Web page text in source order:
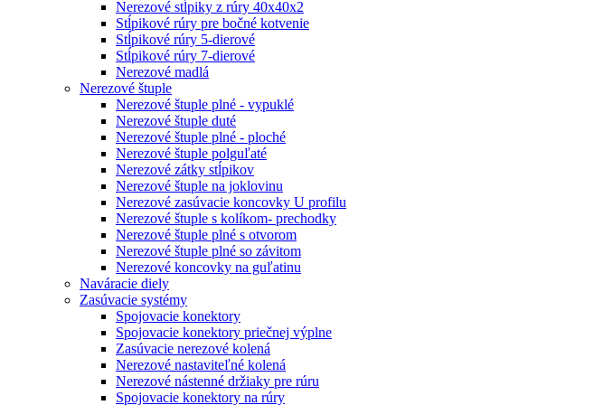
Nerezové stĺpiky z rúry 40x40x2
Stĺpikové rúry pre bočné kotvenie
Stĺpikové rúry 5-dierové
Stĺpikové rúry 7-dierové
Nerezové madlá
Nerezové štuple
Nerezové štuple plné - vypuklé
Nerezové štuple duté
Nerezové štuple plné - ploché
Nerezové štuple polguľaté
Nerezové zátky stĺpikov
Nerezové štuple na joklovinu
Nerezové zasúvacie koncovky U profilu
Nerezové štuple s kolíkom- prechodky
Nerezové štuple plné s otvorom
Nerezové štuple plné so závitom
Nerezové koncovky na guľatinu
Naváracie diely
Zasúvacie systémy
Spojovacie konektory
Spojovacie konektory priečnej výplne
Zasúvacie nerezové kolená
Nerezové nastaviteľné kolená
Nerezové nástenné držiaky pre rúru
Spojovacie konektory na rúry